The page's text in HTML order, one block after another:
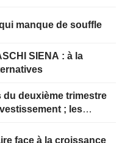
qui manque de souffle
SIENA : à la
; les
AIR HOLDING : faire face à la croissance